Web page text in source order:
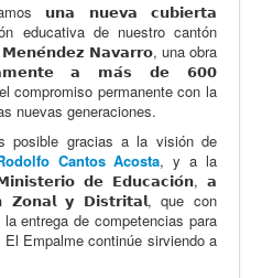
𝘂𝗻𝗮 𝗻𝘂𝗲𝘃𝗮 𝗰𝘂𝗯𝗶𝗲𝗿𝘁𝗮
educativa de nuestro cantón
𝗠𝗲𝗻𝗲́𝗻𝗱𝗲𝘇 𝗡𝗮𝘃𝗮𝗿𝗿𝗼, una obra
𝗮 𝗺𝗮́𝘀 𝗱𝗲 𝟲𝟬𝟬
compromiso permanente con la
nuevas generaciones.
posible gracias a la visión de
Cantos Acosta, y a la
𝗱𝗲 𝗘𝗱𝘂𝗰𝗮𝗰𝗶𝗼́𝗻, 𝗮
𝘆 𝗗𝗶𝘀𝘁𝗿𝗶𝘁𝗮𝗹, que con
entrega de competencias para
Empalme continúe sirviendo a